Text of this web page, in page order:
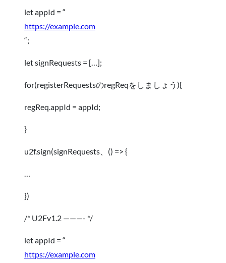
let appId = “
https://example.com
“;
let signRequests = […];
for(registerRequestsのregReqをしましょう){
regReq.appId = appId;
}
u2f.sign(signRequests、() => {
…
})
/* U2Fv1.2 ———- */
let appId = “
https://example.com